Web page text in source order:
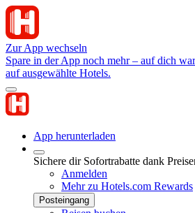
Zur App wechseln
Spare in der App noch mehr – auf dich
auf ausgewählte Hotels.
App herunterladen
Sichere dir Sofortrabatte dank
Anmelden
Mehr zu Hotels.com Rewards
Posteingang